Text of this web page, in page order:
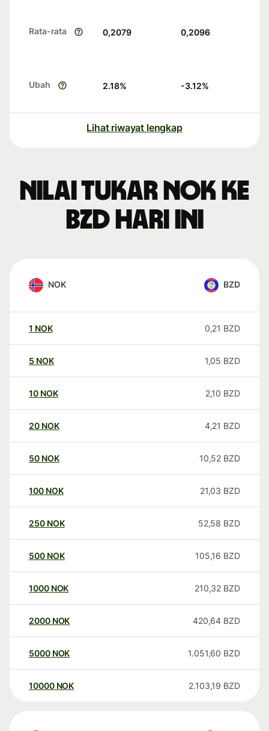
Rata-rata 0,2079 0,2096
Ubah 2.18% -3.12%
Lihat riwayat lengkap
Nilai tukar NOK ke
BZD hari ini
NOK BZD
1 NOK 0,21 BZD
5 NOK 1,05 BZD
10 NOK 2,10 BZD
20 NOK 4,21 BZD
50 NOK 10,52 BZD
100 NOK 21,03 BZD
250 NOK 52,58 BZD
500 NOK 105,16 BZD
1000 NOK 210,32 BZD
2000 NOK 420,64 BZD
5000 NOK 1.051,60 BZD
10000 NOK 2.103,19 BZD